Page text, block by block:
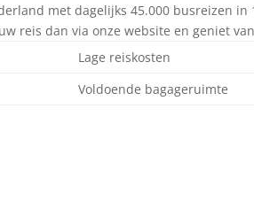
met dagelijks 45.000 busreizen
reis dan via onze website en geniet
Lage reiskosten
Voldoende bagageruimte